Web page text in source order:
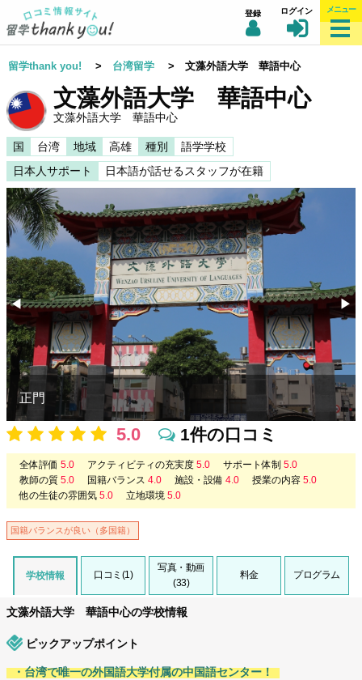
登録 ログイン メニュー
留学thank you! > 台湾留学 > 文藻外語大学 華語中心
文藻外語大学 華語中心
文藻外語大学 華語中心
国 台湾 地域 高雄 種別
語学学校
日本人サポート
日本語が話せるスタッフが在籍
Previous
◀︎ ▶︎
正門
5.0 1件の口コミ
全体評価 5.0 アクティビティの充実度 5.0 サポート体制 5.0
教師の質 5.0 国籍バランス 4.0 施設・設備 4.0 授業の内容 5.0
他の生徒の雰囲気 5.0 立地環境 5.0
国籍バランスが良い（多国籍）
学校情報 口コミ(1)
写真・動画
(33)
料金 プログラム
文藻外語大学 華語中心の学校情報
ピックアップポイント
・台湾で唯一の外国語大学付属の中国語センター！